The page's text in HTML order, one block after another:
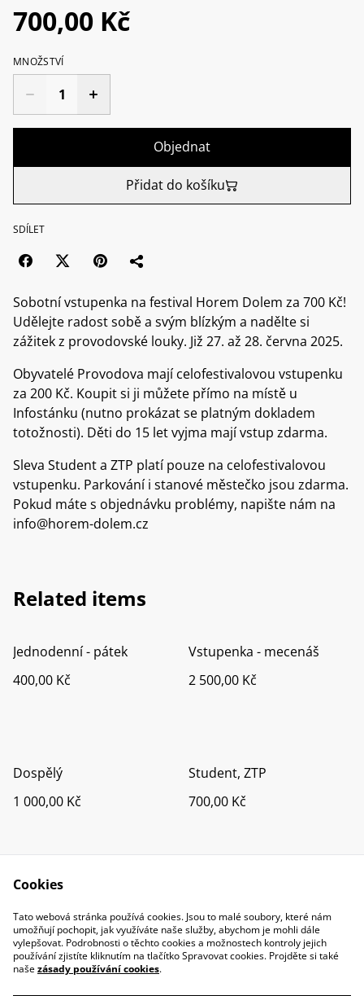
700,00 Kč
MNOŽSTVÍ
Objednat
Přidat do košíku
SDÍLET
Sobotní vstupenka na festival Horem Dolem za 700 Kč!
Udělejte radost sobě a svým blízkým a nadělte si
zážitek z provodovské louky. Již 27. až 28. června 2025.
Obyvatelé Provodova mají celofestivalovou vstupenku
za 200 Kč. Koupit si ji můžete přímo na místě u
Infostánku (nutno prokázat se platným dokladem
totožnosti). Děti do 15 let vyjma mají vstup zdarma.
Sleva Student a ZTP platí pouze na celofestivalovou
vstupenku. Parkování i stanové městečko jsou zdarma.
Pokud máte s objednávku problémy, napište nám na
info@horem-dolem.cz
Related items
Jednodenní - pátek
400,00 Kč
Vstupenka - mecenáš
2 500,00 Kč
Dospělý
1 000,00 Kč
Student, ZTP
700,00 Kč
Cookies
Tato webová stránka používá cookies. Jsou to malé soubory, které nám
umožňují pochopit, jak využíváte naše služby, abychom je mohli dále
vylepšovat. Podrobnosti o těchto cookies a možnostech kontroly jejich
používání zjistíte kliknutím na tlačítko Spravovat cookies. Projděte si také
našezásady používání cookies.